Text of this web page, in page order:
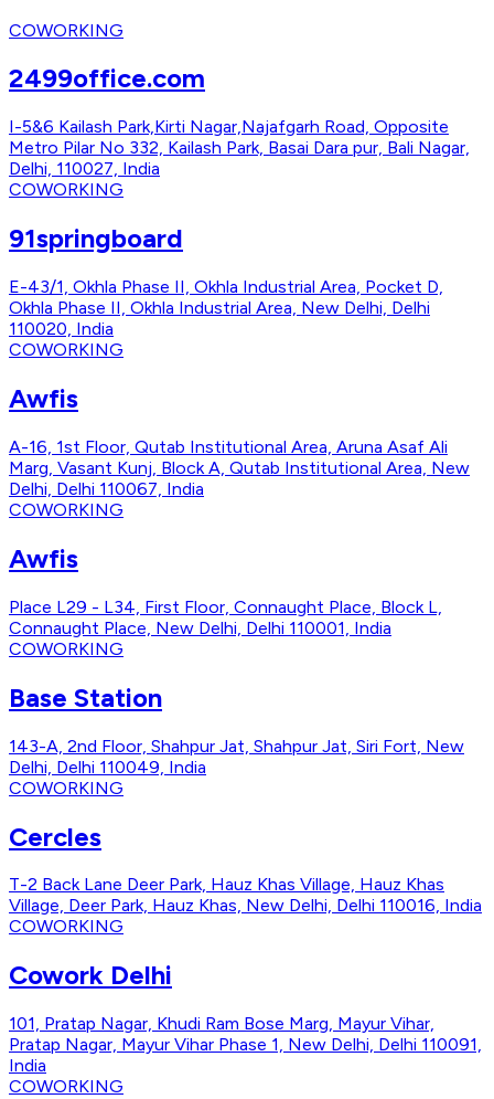
COWORKING
2499office.com
I-5&6 Kailash Park,Kirti Nagar,Najafgarh Road, Opposite
Metro Pilar No 332, Kailash Park, Basai Dara pur, Bali Nagar,
Delhi, 110027, India
COWORKING
91springboard
E-43/1, Okhla Phase II, Okhla Industrial Area, Pocket D,
Okhla Phase II, Okhla Industrial Area, New Delhi, Delhi
110020, India
COWORKING
Awfis
A-16, 1st Floor, Qutab Institutional Area, Aruna Asaf Ali
Marg, Vasant Kunj, Block A, Qutab Institutional Area, New
Delhi, Delhi 110067, India
COWORKING
Awfis
Place L29 - L34, First Floor, Connaught Place, Block L,
Connaught Place, New Delhi, Delhi 110001, India
COWORKING
Base Station
143-A, 2nd Floor, Shahpur Jat, Shahpur Jat, Siri Fort, New
Delhi, Delhi 110049, India
COWORKING
Cercles
T-2 Back Lane Deer Park, Hauz Khas Village, Hauz Khas
Village, Deer Park, Hauz Khas, New Delhi, Delhi 110016, India
COWORKING
Cowork Delhi
101, Pratap Nagar, Khudi Ram Bose Marg, Mayur Vihar,
Pratap Nagar, Mayur Vihar Phase 1, New Delhi, Delhi 110091,
India
COWORKING